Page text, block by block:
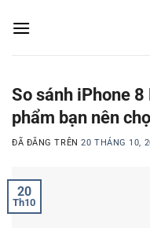
đến
So sánh iPhone
phẩm bạn nên
ĐÃ ĐĂNG TRÊN20 THÁNG 10,
20
Th10